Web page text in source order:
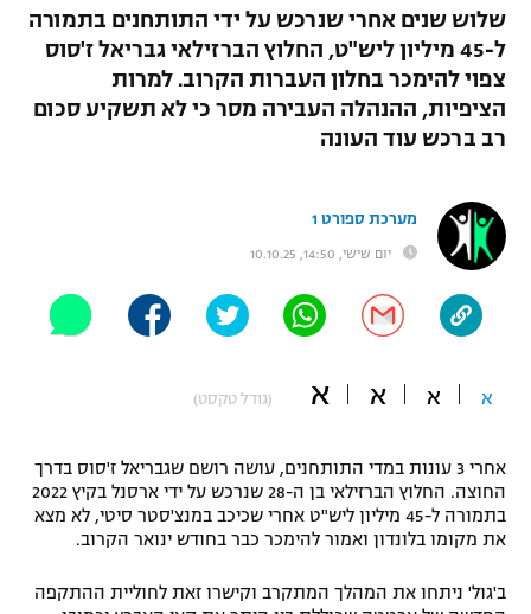
לוח שידורים
ברחבה
"מעל הליגה" – פודקאסט
"מחצית בשכונה" – פודקאסט
תקנון עבור פעילות אלקטרה
גיימינג E-Sports
הפועל חיפה
הפועל באר שבע
בני יהודה
ליגה טורקית
ליגה סינית
ליגה ברזילאית
ג'ודו
אגרוף
ספורט אולימפי
היאבקות WWE
אופניים
פוטבול אמריקאי NFL
בייסבול MLB
ספורט אתגרי ואקסטרים
שלוש שנים אחרי שנרכש על ידי התותחנים בתמורה
ל-45 מיליון ליש"ט, החלוץ הברזילאי גבריאל ז'סוס
צפוי להימכר בחלון העברות הקרוב. למרות
הציפיות, ההנהלה העבירה מסר כי לא תשקיע סכום
רב ברכש עוד העונה
מערכת ספורט 1
יום שישי, 14:50, 10.10.25
א א א א (גודל טקסט)
אחרי 3 עונות במדי התותחנים, עושה רושם שגבריאל ז'סוס בדרך
החוצה. החלוץ הברזילאי בן ה-28 שנרכש על ידי ארסנל בקיץ 2022
בתמורה ל-45 מיליון ליש"ט אחרי שכיכב במנצ'סטר סיטי, לא מצא
את מקומו בלונדון ואמור להימכר כבר בחודש ינואר הקרוב.
ב'גול' ניתחו את המהלך המתקרב וקישרו זאת לחוליית ההתקפה